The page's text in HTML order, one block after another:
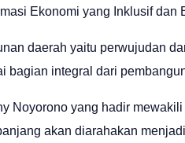
Ekonomi yang Inklusif dan
daerah yaitu perwujudan
bagian integral dari
Noyorono yang hadir
akan diarahakan